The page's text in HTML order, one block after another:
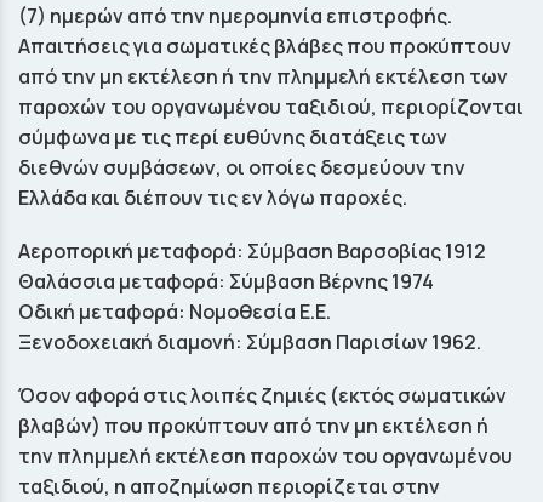
(7) ημερών από την ημερομηνία επιστροφής.
Απαιτήσεις για σωματικές βλάβες που προκύπτουν
από την μη εκτέλεση ή την πλημμελή εκτέλεση των
παροχών του οργανωμένου ταξιδιού, περιορίζονται
σύμφωνα με τις περί ευθύνης διατάξεις των
διεθνών συμβάσεων, οι οποίες δεσμεύουν την
Ελλάδα και διέπουν τις εν λόγω παροχές.
Αεροπορική μεταφορά: Σύμβαση Βαρσοβίας 1912
Θαλάσσια μεταφορά: Σύμβαση Βέρνης 1974
Οδική μεταφορά: Νομοθεσία Ε.Ε.
Ξενοδοχειακή διαμονή: Σύμβαση Παρισίων 1962.
Όσον αφορά στις λοιπές ζημιές (εκτός σωματικών
βλαβών) που προκύπτουν από την μη εκτέλεση ή
την πλημμελή εκτέλεση παροχών του οργανωμένου
ταξιδιού, η αποζημίωση περιορίζεται στην